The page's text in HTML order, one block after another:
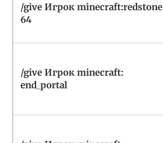
/give Игрок minecraft:redstone
64
/give Игрок minecraft:
end_portal